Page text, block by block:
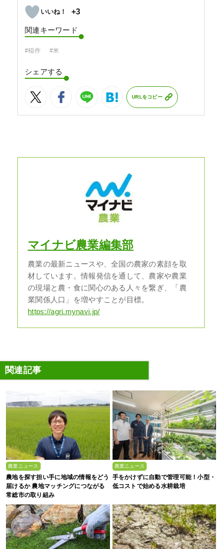
+3
関連キーワード
#稲作 #米
シェアする
URLをコピー
マイナビ農業編集部
農業の最新ニュースや、全国の農家の素顔を取
材しています。情報発信を通して、農家や農業
の現場と農・食に関心のある人々を繋ぎ、「農
業関係人口」を増やすことが目標。
https://agri.mynavi.jp/
関連記事
農業ニュース
農地を探す担い手に地域の情報をどう
届けるか 農地マッチングにつながる
常総市の取り組み
農業ニュース
手をかけずに自動で管理可能！小型・
低コストで始める水耕栽培